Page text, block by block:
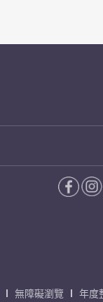
無障礙瀏覽 年度